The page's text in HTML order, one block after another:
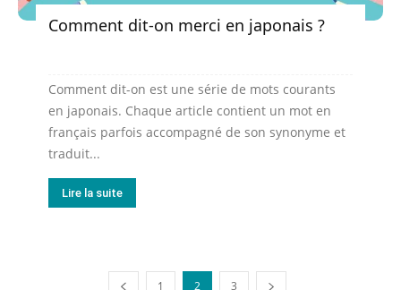
Comment dit-on merci en japonais ?
Comment dit-on est une série de mots courants
en japonais. Chaque article contient un mot en
français parfois accompagné de son synonyme et
traduit...
Lire la suite
1 2 3